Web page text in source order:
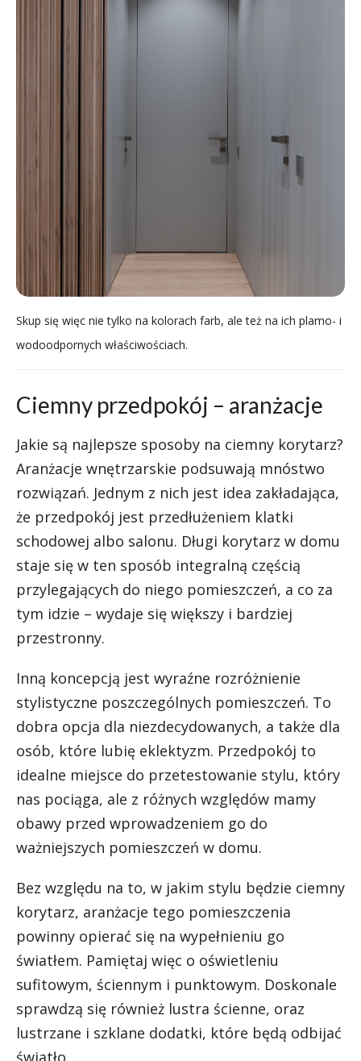
Skup się więc nie tylko na kolorach farb, ale też na ich plamo- i
wodoodpornych właściwościach.
Ciemny przedpokój – aranżacje
Jakie są najlepsze sposoby na ciemny korytarz?
Aranżacje wnętrzarskie podsuwają mnóstwo
rozwiązań. Jednym z nich jest idea zakładająca,
że przedpokój jest przedłużeniem klatki
schodowej albo salonu. Długi korytarz w domu
staje się w ten sposób integralną częścią
przylegających do niego pomieszczeń, a co za
tym idzie – wydaje się większy i bardziej
przestronny.
Inną koncepcją jest wyraźne rozróżnienie
stylistyczne poszczególnych pomieszczeń. To
dobra opcja dla niezdecydowanych, a także dla
osób, które lubię eklektyzm. Przedpokój to
idealne miejsce do przetestowanie stylu, który
nas pociąga, ale z różnych względów mamy
obawy przed wprowadzeniem go do
ważniejszych pomieszczeń w domu.
Bez względu na to, w jakim stylu będzie ciemny
korytarz, aranżacje tego pomieszczenia
powinny opierać się na wypełnieniu go
światłem. Pamiętaj więc o oświetleniu
sufitowym, ściennym i punktowym. Doskonale
sprawdzą się również lustra ścienne, oraz
lustrzane i szklane dodatki, które będą odbijać